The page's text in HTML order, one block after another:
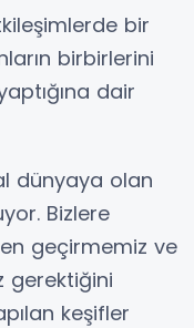
bir
birbirlerini
dair
dünyaya olan
Bizlere
geçirmemiz ve
gerektiğini
keşifler